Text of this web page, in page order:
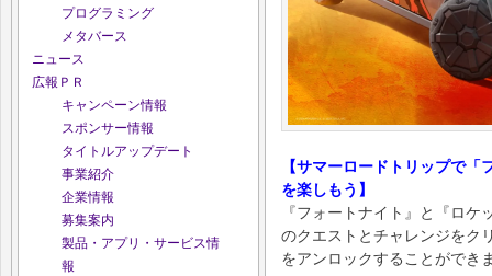
プログラミング
メタバース
ニュース
広報ＰＲ
キャンペーン情報
スポンサー情報
タイトルアップデート
事業紹介
企業情報
募集案内
製品・アプリ・サービス情
報
【サマーロードトリップで
を楽しもう】
『フォートナイト』と『ロ
のクエストとチャレンジをク
をアンロックすることができ